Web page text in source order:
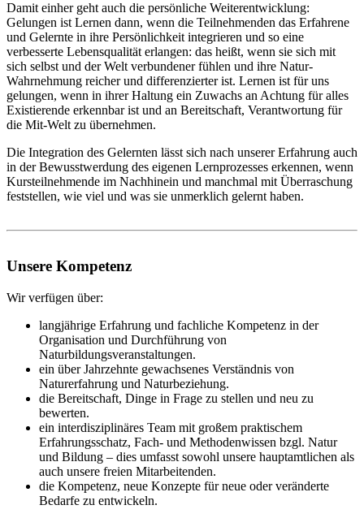
Damit einher geht auch die persönliche Weiterentwicklung:
Gelungen ist Lernen dann, wenn die Teilnehmenden das Erfahrene
und Gelernte in ihre Persönlichkeit integrieren und so eine
verbesserte Lebensqualität erlangen: das heißt, wenn sie sich mit
sich selbst und der Welt verbundener fühlen und ihre Natur-
Wahrnehmung reicher und differenzierter ist. Lernen ist für uns
gelungen, wenn in ihrer Haltung ein Zuwachs an Achtung für alles
Existierende erkennbar ist und an Bereitschaft, Verantwortung für
die Mit-Welt zu übernehmen.
Die Integration des Gelernten lässt sich nach unserer Erfahrung auch
in der Bewusstwerdung des eigenen Lernprozesses erkennen, wenn
Kursteilnehmende im Nachhinein und manchmal mit Überraschung
feststellen, wie viel und was sie unmerklich gelernt haben.
Unsere Kompetenz
Wir verfügen über:
langjährige Erfahrung und fachliche Kompetenz in der
Organisation und Durchführung von
Naturbildungsveranstaltungen.
ein über Jahrzehnte gewachsenes Verständnis von
Naturerfahrung und Naturbeziehung.
die Bereitschaft, Dinge in Frage zu stellen und neu zu
bewerten.
ein interdisziplinäres Team mit großem praktischem
Erfahrungsschatz, Fach- und Methodenwissen bzgl. Natur
und Bildung – dies umfasst sowohl unsere hauptamtlichen als
auch unsere freien Mitarbeitenden.
die Kompetenz, neue Konzepte für neue oder veränderte
Bedarfe zu entwickeln.